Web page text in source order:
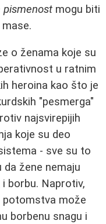
pismenost mogu biti
o ženama koje su
u ratnim
heroina kao što je
"pesmerga"
najsvirepijih
koje su deo
- sve su to
žene nemaju
borbu. Naprotiv,
potomstva može
borbenu snagu i